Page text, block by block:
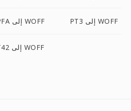
PFA إلى WOFF PT3 إلى WOFF
T42 إلى WOFF